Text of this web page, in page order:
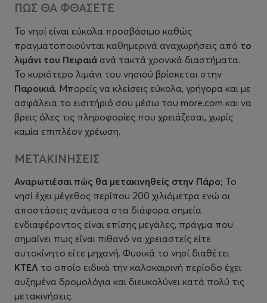
ΠΩΣ ΘΑ ΦΘΑΣΕΤΕ
Το νησί είναι εύκολα προσβάσιμο καθώς
πραγματοποιούνται καθημερινά αναχωρήσεις από το
λιμάνι του Πειραιά ανά τακτά χρονικά διαστήματα.
Το κυριότερο λιμάνι του νησιού βρίσκεται στην
Παροικιά. Μπορείς να κλείσεις εύκολα, γρήγορα και με
ασφάλεια το εισιτήριό σου μέσω του more.com και να
βρεις όλες τις πληροφορίες που χρειάζεσαι, χωρίς
καμία επιπλέον χρέωση.
ΜΕΤΑΚΙΝΗΣΕΙΣ
Αναρωτιέσαι πώς θα μετακινηθείς στην Πάρο; Το
νησί έχει μέγεθος περίπου 200 χιλιόμετρα ενώ οι
αποστάσεις ανάμεσα στα διάφορα σημεία
ενδιαφέροντος είναι επίσης μεγάλες, πράγμα που
σημαίνει πως είναι πιθανό να χρειαστείς είτε
αυτοκίνητο είτε μηχανή. Φυσικά το νησί διαθέτει
ΚΤΕΛ το οποίο ειδικά την καλοκαιρινή περίοδο έχει
αυξημένα δρομολόγια και διευκολύνει κατά πολύ τις
μετακινήσεις.